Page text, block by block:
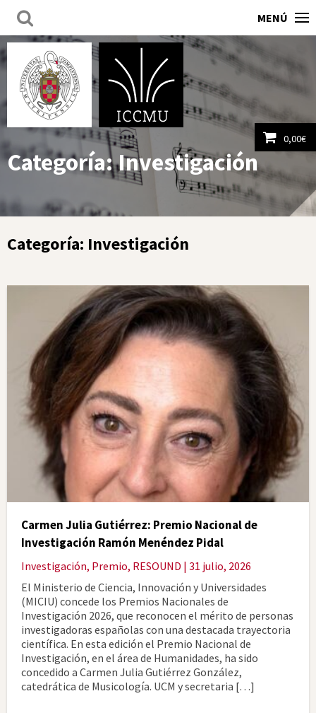
MENÚ
0,00€
Ver carrito
Categoría:Investigación
Categoría: Investigación
Carmen Julia Gutiérrez: Premio Nacional de
Investigación Ramón Menéndez Pidal
Investigación, Premio, RESOUND | 31 julio, 2026
El Ministerio de Ciencia, Innovación y Universidades
(MICIU) concede los Premios Nacionales de
Investigación 2026, que reconocen el mérito de personas
investigadoras españolas con una destacada trayectoria
científica. En esta edición el Premio Nacional de
Investigación, en el área de Humanidades, ha sido
concedido a Carmen Julia Gutiérrez González,
catedrática de Musicología. UCM y secretaria […]